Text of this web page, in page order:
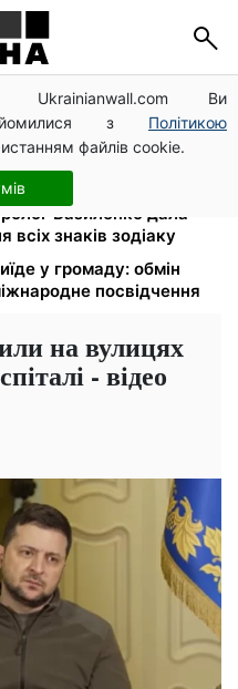
Ukrainianwall.com Ви
з Політикою
файлів cookie.
з градом у 9 областях:
Птухи
знищила склади із
Базиленко дала
знаків зодіаку
у громаду: обмін
посвідчення
на вулицях
- відео